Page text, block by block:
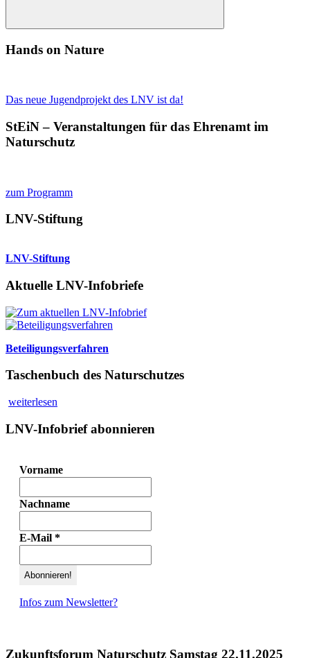
Suchen
Hands on Nature
Das neue Jugendprojekt des LNV ist da!
StEiN – Veranstaltungen für das Ehrenamt im
Naturschutz
zum Programm
LNV-Stiftung
LNV-Stiftung
Aktuelle LNV-Infobriefe
Beteiligungsverfahren
Taschenbuch des Naturschutzes
weiterlesen
LNV-Infobrief abonnieren
Vorname
Nachname
E-Mail *
Infos zum Newsletter?
Zukunftsforum Naturschutz Samstag 22.11.2025